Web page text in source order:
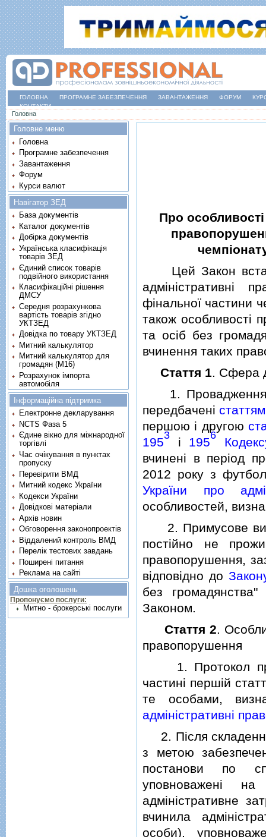
ГОЛОВНА ПРОГРАМНЕ ЗАБЕЗПЕЧЕННЯ ЗАВАНТАЖЕННЯ ФОРУМ
КОНТАКТИ
Ви є тут
Головна
Про
Цей Закон
адмiнiстративнi
фiнальної частини
також особливостi
та осiб без
вчинення таких
Стаття 1. Сфера
1. Провадження у
передбаченi
першою i другою
1953 i 1956
вчиненi в перiод
2012 року з
України про
особливостей,
2. Примусове
постiйно не
правопорушення,
вiдповiдно до
без
Законом.
Стаття 2.
правопорушення
1. Протокол про
частинi першiй
те особами,
адмiнiстративнi
2. Пiсля
з метою
постанови по
уповноваженi
адмiнiстративне
вчинила
особи),
Головне меню
Головна
Програмне забезпечення
Завантаження
Форум
Курси валют
Навігатор ЗЕД
База документів
Каталог документів
Добірка документів
Українська класифікація
товарів ЗЕД
Єдиний список товарів
подвійного використання
Класифікаційні рішення
ДМСУ
Середня розрахункова
вартість товарів згідно
УКТЗЕД
Довідка по товару УКТЗЕД
Митний калькулятор
Митний калькулятор для
громадян (М16)
Розрахунок імпорта
автомобіля
Інформаційна підтримка
Електронне декларування
NCTS Фаза 5
Єдине вікно для міжнародної
торгівлі
Час очікування в пунктах
пропуску
Перевірити ВМД
Митний кодекс України
Кодекси України
Довідкові матеріали
Архів новин
Обговорення законопроектів
Віддалений контроль ВМД
Перелік тестових завдань
Поширені питання
Реклама на сайті
Дошка оголошень
Пропонуємо послуги:
Митно - брокерські послуги